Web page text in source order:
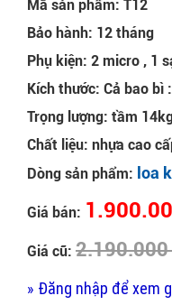
Mã sản phẩm: T12
Bảo hành: 12 tháng
Phụ kiện: 2 micro , 1
Kích thước: Cả bao bì
Trọng lượng: tầm
Chất liệu: nhựa cao
Dòng sản phẩm: loa
Giá bán:
Giá cũ: 2.190.000
» Đăng nhập để xem